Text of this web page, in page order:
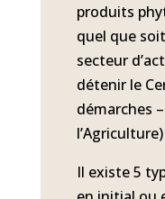
produits
quel que
secteur
détenir le
démarches
l’Agriculture)
Il existe 5